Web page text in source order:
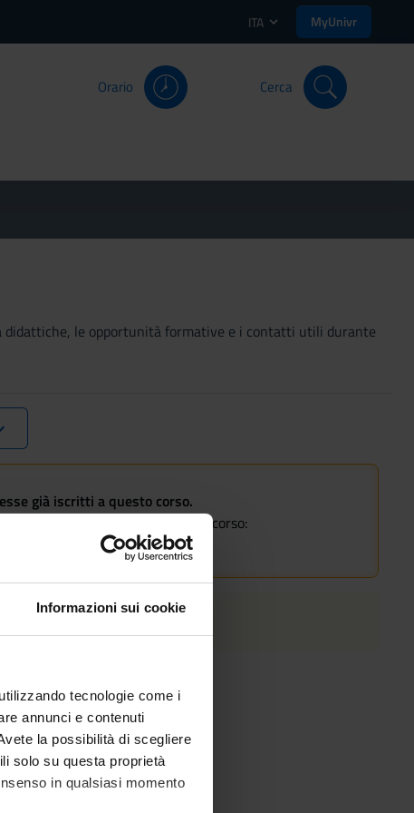
Informazioni sui cookie
tecnologie come i
annunci e contenuti
la possibilità di scegliere
solo su questa proprietà
in qualsiasi momento
ITA MyUnivr
Orario Cerca
didattiche, le opportunità formative e i contatti utili durante
già iscritti a questo corso.
percorso di studi alla pagina del corso: